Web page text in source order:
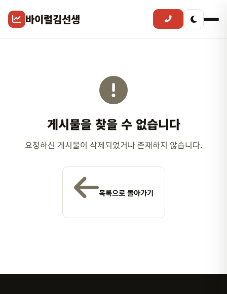
바이럴김선생
게시물을 찾을 수 없습니다
요청하신 게시물이 삭제되었거나 존재하지 않습니다.
목록으로 돌아가기